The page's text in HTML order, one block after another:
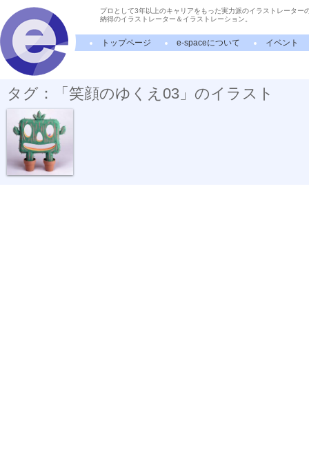
プロとして3年以上のキャリアをもった実力派のイラストレーター
納得のイラストレーター＆イラストレーション。
トップページ e-spaceについて イベント
タグ：「笑顔のゆくえ03」のイラスト
笑顔のゆくえ03